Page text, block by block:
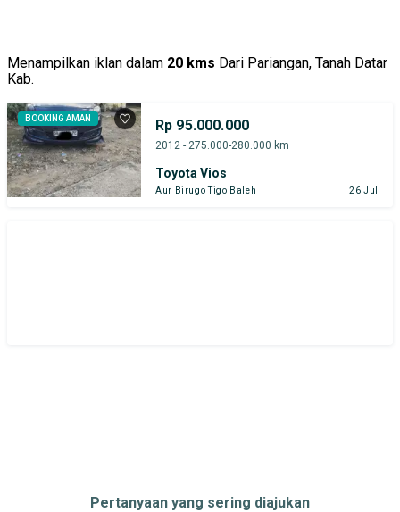
Menampilkan iklan dalam 20 kms Dari Pariangan, Tanah Datar
Kab.
BOOKING AMAN Rp 95.000.000
2012 - 275.000-280.000 km
Toyota Vios
Aur Birugo Tigo Baleh 26 Jul
Pertanyaan yang sering diajukan